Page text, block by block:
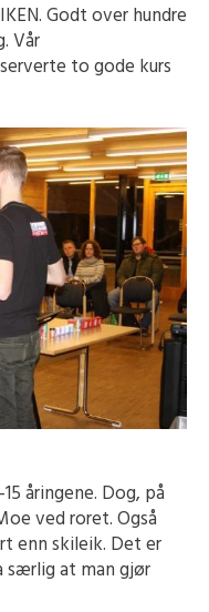
Godt over hundre
Vår
serverte to gode kurs
åringene. Dog, på
ved roret. Også
enn skileik. Det er
særlig at man gjør